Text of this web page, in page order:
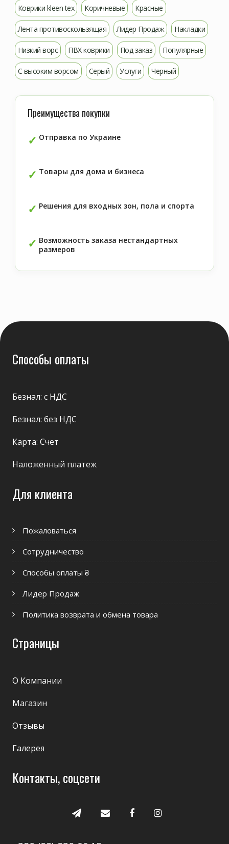
Коврики kleen tex Коричневые Красные
Лента противоскользящая Лидер Продаж Накладки
Низкий ворс ПВХ коврики Под заказ Популярные
С высоким ворсом Серый Услуги Черный
Преимущества покупки
Отправка по Украине
Товары для дома и бизнеса
Решения для входных зон, пола и спорта
Возможность заказа нестандартных
размеров
Способы оплаты
Безнал: с НДС
Безнал: без НДС
Карта: Счет
Наложенный платеж
Для клиента
Пожаловаться
Сотрудничество
Способы оплаты ₴
Лидер Продаж
Политика возврата и обмена товара
Страницы
О Компании
Магазин
Отзывы
Галерея
Контакты, соцсети